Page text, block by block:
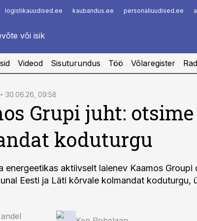
logistikauudised.ee kaubandus.ee personaliuudised.ee
Infopank
Videod Sisuturundus Töö Võlaregister
30.06.26, 09:58
Grupi juht: otsime
koduturgu
energeetikas aktiivselt laienev Kaamos Groupi
Eesti ja Läti kõrvale kolmandat koduturgu,